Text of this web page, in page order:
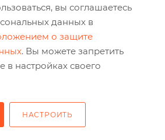
вы соглашаетесь
данных в
о защите
. Вы можете запретить
в настройках своего
НАСТРОИТЬ